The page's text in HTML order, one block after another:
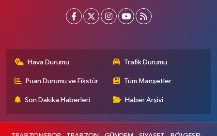
Hava Durumu Trafik Durumu
Puan Durumu ve Fikstür Tüm Manşetler
Son Dakika Haberleri Haber Arşivi